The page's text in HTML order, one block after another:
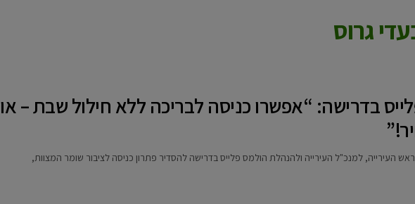
עדי גרוס
בדרישה: “אפשרו כניסה לבריכה ללא חילול שבת – או
העירייה, למנכ"ל העירייה ולהנהלת הולמס פלייס בדרישה להסדיר פתרון כניסה לציבור שומר המצוות,